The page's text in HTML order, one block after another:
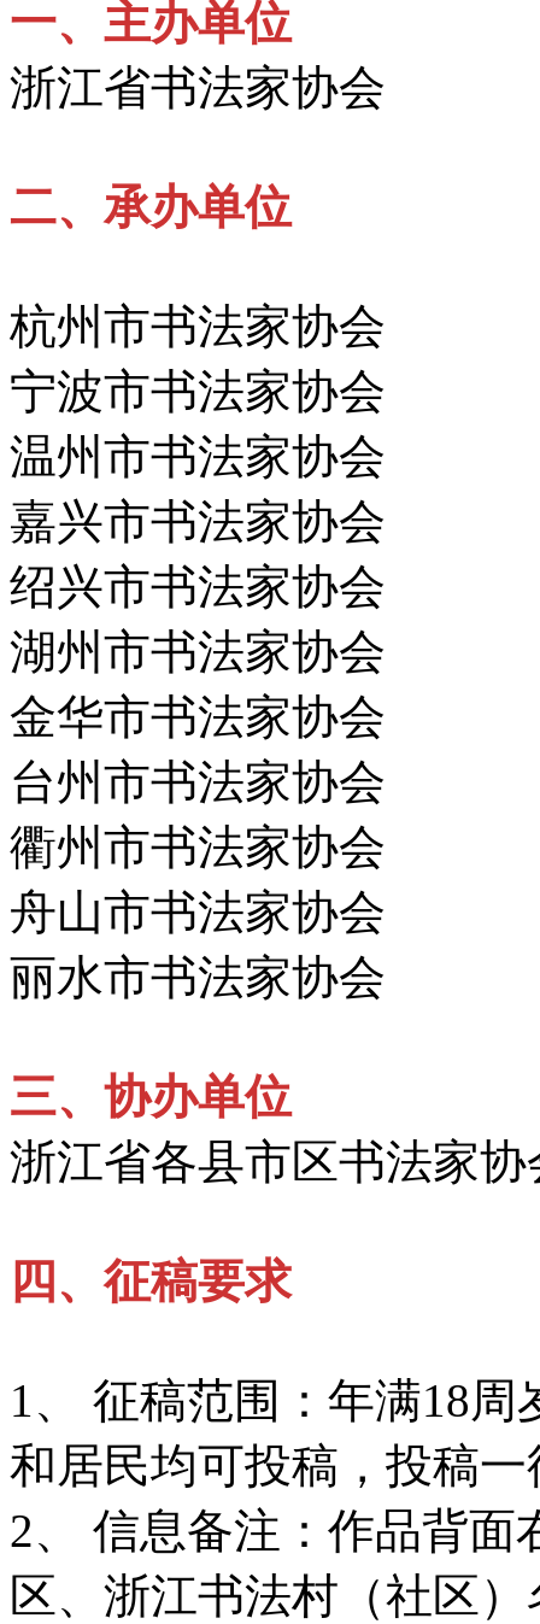
一、 主办单位
浙江省书法家协会
二、 承办单位
杭州市书法家协会
宁波市书法家协会
温州市书法家协会
嘉兴市书法家协会
绍兴市书法家协会
湖州市书法家协会
金华市书法家协会
台州市书法家协会
衢州市书法家协会
舟山市书法家协会
丽水市书法家协会
三、 协办单位
浙江省各县市区书法家协
四、征稿要求
1、 征稿范围：年满18周
和居民均可投稿，投稿
2、 信息备注：作品背面
区、浙江书法村（社区